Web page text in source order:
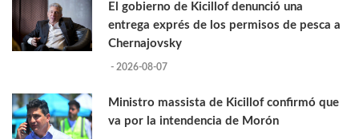
El gobierno de Kicillof denunció una
entrega exprés de los permisos de pesca a
Chernajovsky
- 2026-08-07
Ministro massista de Kicillof confirmó que
va por la intendencia de Morón